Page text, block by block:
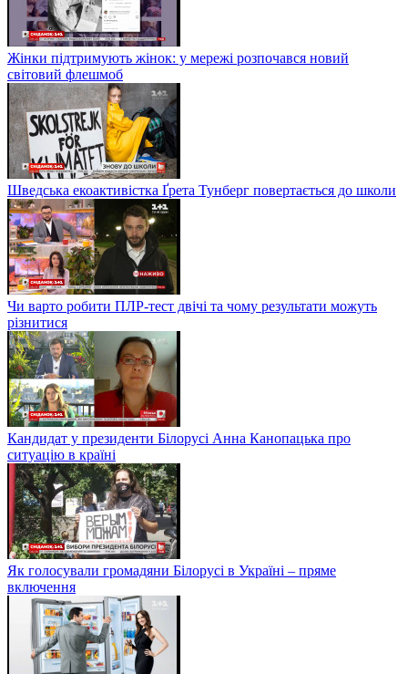
Жінки підтримують жінок: у мережі розпочався новий
світовий флешмоб
Шведська екоактивістка Ґрета Тунберг повертається до школи
Чи варто робити ПЛР-тест двічі та чому результати можуть
різнитися
Кандидат у президенти Білорусі Анна Канопацька про
ситуацію в країні
Як голосували громадяни Білорусі в Україні – пряме
включення